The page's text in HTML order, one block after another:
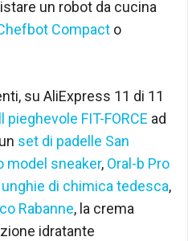
un robot da cucina
Compact o
su AliExpress 11 di 11
pieghevole FIT-FORCE ad
set di padelle San
model sneaker, Oral-b Pro
di chimica tedesca,
Rabanne, la crema
idratante